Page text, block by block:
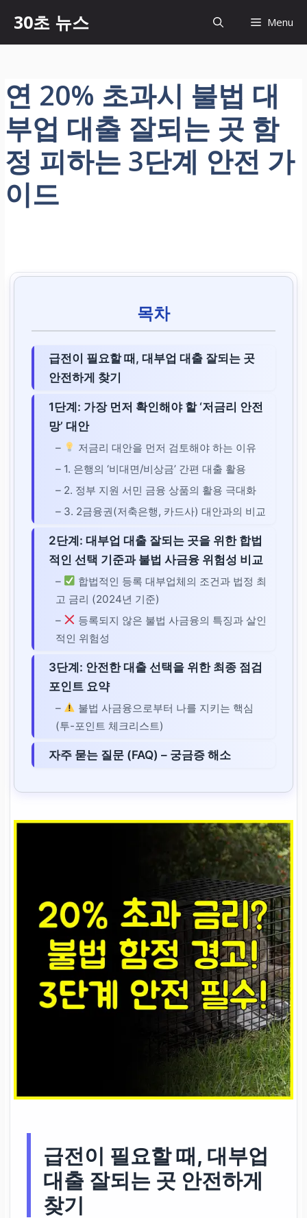
츠
너
뛰
기
30초 뉴스 Menu
연 20% 초과시 불법 대
부업 대출 잘되는 곳 함
정 피하는 3단계 안전 가
이드
목차
급전이 필요할 때, 대부업 대출 잘되는 곳
안전하게 찾기
1단계: 가장 먼저 확인해야 할 ‘저금리 안전
망’ 대안
–
저금리 대안을 먼저 검토해야 하는 이유
– 1. 은행의 ‘비대면/비상금’ 간편 대출 활용
– 2. 정부 지원 서민 금융 상품의 활용 극대화
– 3. 2금융권(저축은행, 카드사) 대안과의 비교
2단계: 대부업 대출 잘되는 곳을 위한 합법
적인 선택 기준과 불법 사금융 위험성 비교
–
합법적인 등록 대부업체의 조건과 법정 최
고 금리 (2024년 기준)
–
등록되지 않은 불법 사금융의 특징과 살인
적인 위험성
3단계: 안전한 대출 선택을 위한 최종 점검
포인트 요약
–
불법 사금융으로부터 나를 지키는 핵심
(투-포인트 체크리스트)
자주 묻는 질문 (FAQ) – 궁금증 해소
급전이 필요할 때, 대부업
대출 잘되는 곳 안전하게
찾기